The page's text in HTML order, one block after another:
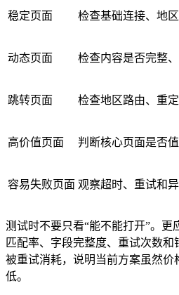
稳定页面 检查基础连接、地
动态页面 检查内容是否完整
跳转页面 检查地区路由、重
高价值页面 判断核心页面是否
容易失败页面 观察超时、重试和
测试时不要只看“能不能打开”。更
匹配率、字段完整度、重试次数
被重试消耗，说明当前方案虽然
低。